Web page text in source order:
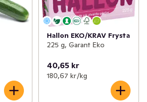
Hallon EKO/KRAV Frysta
225 g, Garant Eko
40,65 kr
180,67 kr /kg